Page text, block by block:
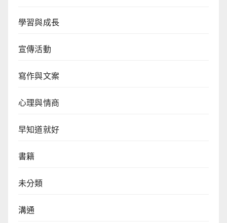
學習與成長
宣傳活動
寫作與文案
心理與情商
早知道就好
書籍
未分類
溝通